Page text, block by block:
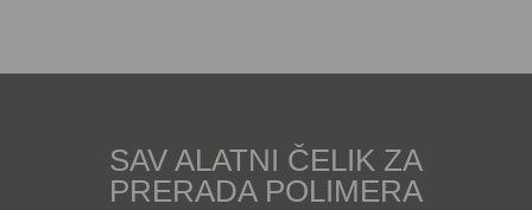
SAV ALATNI ČELIK ZA
PRERADA POLIMERA